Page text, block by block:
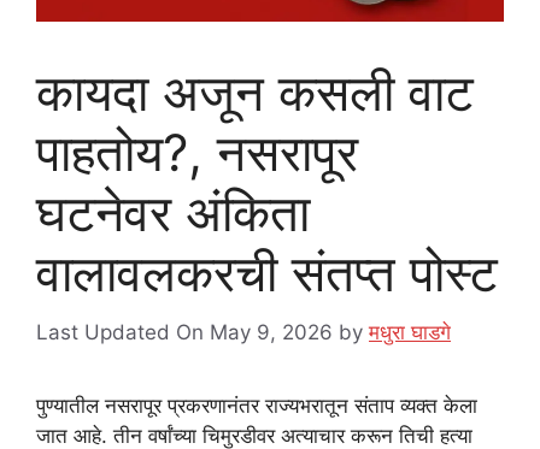
कायदा अजून कसली वाट
पाहतोय?, नसरापूर
घटनेवर अंकिता
वालावलकरची संतप्त पोस्ट
Last Updated On May 9, 2026 byमधुरा घाडगे
पुण्यातील नसरापूर प्रकरणानंतर राज्यभरातून संताप व्यक्त केला
जात आहे. तीन वर्षांच्या चिमुरडीवर अत्याचार करून तिची हत्या